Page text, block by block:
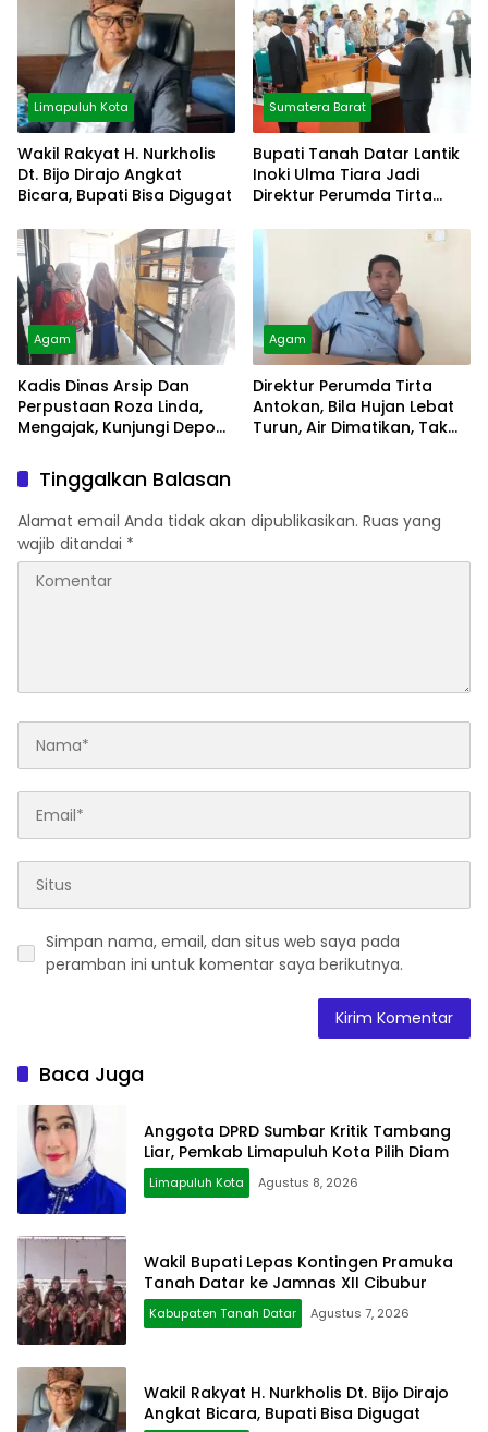
Limapuluh Kota
Wakil Rakyat H. Nurkholis
Dt. Bijo Dirajo Angkat
Bicara, Bupati Bisa Digugat
Sumatera Barat
Bupati Tanah Datar Lantik
Inoki Ulma Tiara Jadi
Direktur Perumda Tirta
Agam
Kadis Dinas Arsip Dan
Perpustaan Roza Linda,
Mengajak, Kunjungi Depo
Agam
Direktur Perumda Tirta
Antokan, Bila Hujan Lebat
Turun, Air Dimatikan, Tak
Tinggalkan Balasan
Alamat email Anda tidak akan dipublikasikan. Ruas yang
wajib ditandai *
Simpan nama, email, dan situs web saya pada
peramban ini untuk komentar saya berikutnya.
Baca Juga
Anggota DPRD Sumbar Kritik Tambang
Liar, Pemkab Limapuluh Kota Pilih Diam
Limapuluh Kota Agustus 8, 2026
Wakil Bupati Lepas Kontingen Pramuka
Tanah Datar ke Jamnas XII Cibubur
Kabupaten Tanah Datar Agustus 7, 2026
Wakil Rakyat H. Nurkholis Dt. Bijo Dirajo
Angkat Bicara, Bupati Bisa Digugat